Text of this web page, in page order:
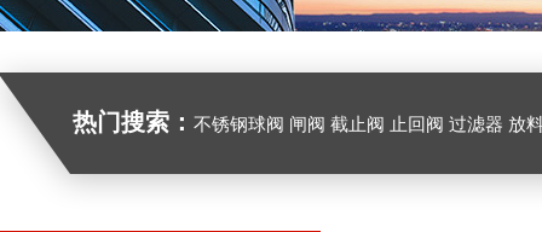
热门搜索： 不锈钢球阀 闸阀 截止阀 止回阀 过滤器 放